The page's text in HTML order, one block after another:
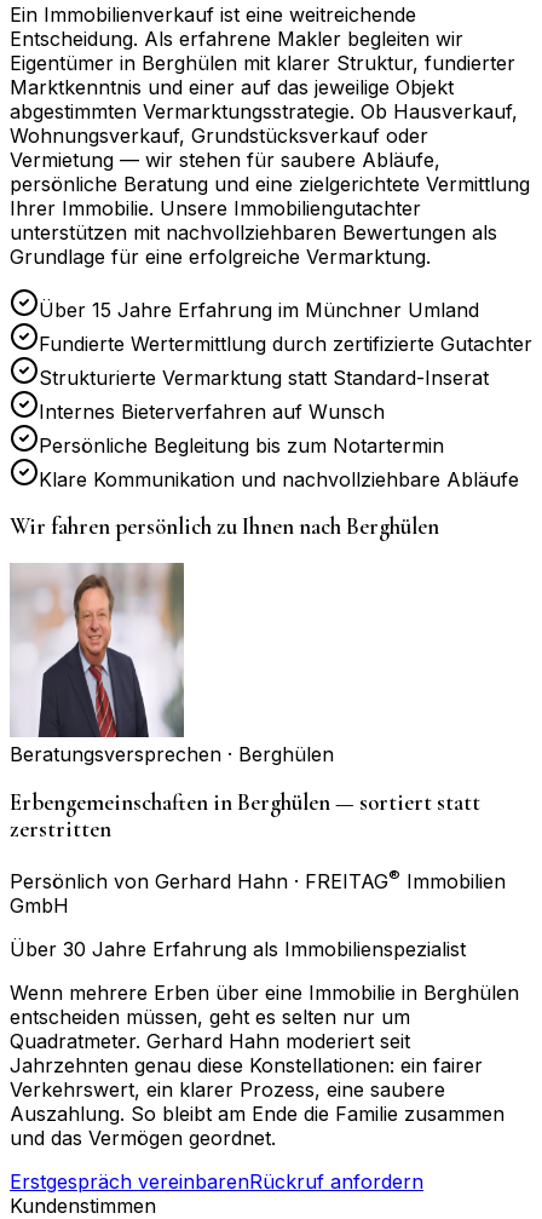
Ein Immobilienverkauf ist eine weitreichende
Entscheidung. Als erfahrene Makler begleiten wir
Eigentümer in Berghülen mit klarer Struktur, fundierter
Marktkenntnis und einer auf das jeweilige Objekt
abgestimmten Vermarktungsstrategie. Ob Hausverkauf,
Wohnungsverkauf, Grundstücksverkauf oder
Vermietung — wir stehen für saubere Abläufe,
persönliche Beratung und eine zielgerichtete Vermittlung
Ihrer Immobilie. Unsere Immobiliengutachter
unterstützen mit nachvollziehbaren Bewertungen als
Grundlage für eine erfolgreiche Vermarktung.
Über 15 Jahre Erfahrung im Münchner Umland
Fundierte Wertermittlung durch zertifizierte Gutachter
Strukturierte Vermarktung statt Standard-Inserat
Internes Bieterverfahren auf Wunsch
Persönliche Begleitung bis zum Notartermin
Klare Kommunikation und nachvollziehbare Abläufe
Wir fahren persönlich zu Ihnen nachBerghülen
Beratungsversprechen · Berghülen
Erbengemeinschaften in Berghülen — sortiert statt
zerstritten
Persönlich von Gerhard Hahn · FREITAG® Immobilien
GmbH
Über 30 Jahre Erfahrung als Immobilienspezialist
Wenn mehrere Erben über eine Immobilie in Berghülen
entscheiden müssen, geht es selten nur um
Quadratmeter. Gerhard Hahn moderiert seit
Jahrzehnten genau diese Konstellationen: ein fairer
Verkehrswert, ein klarer Prozess, eine saubere
Auszahlung. So bleibt am Ende die Familie zusammen
und das Vermögen geordnet.
Erstgespräch vereinbarenRückruf anfordern
Kundenstimmen